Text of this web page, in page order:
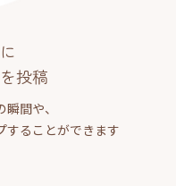
投稿
間や、
することができます